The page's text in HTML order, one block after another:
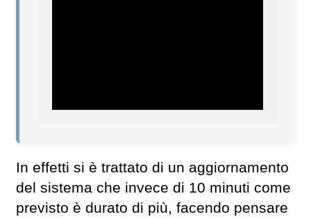
In effetti si è trattato di un aggiornamento
del sistema che invece di 10 minuti come
previsto è durato di più, facendo pensare